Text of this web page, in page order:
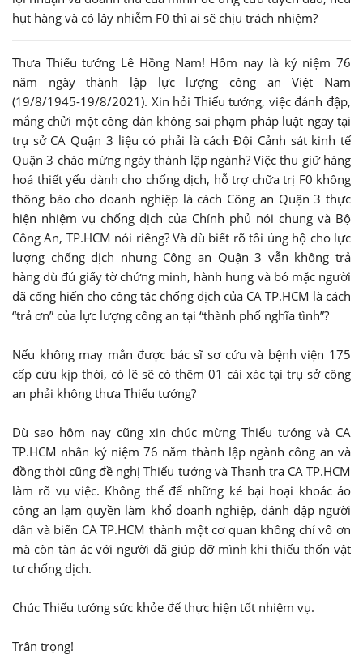
hụt hàng và có lây nhiễm F0 thì ai sẽ chịu trách nhiệm?
Thưa Thiếu tướng Lê Hồng Nam! Hôm nay là kỷ niệm 76
năm ngày thành lập lực lượng công an Việt Nam
(19/8/1945-19/8/2021). Xin hỏi Thiếu tướng, việc đánh đập,
mắng chửi một công dân không sai phạm pháp luật ngay tại
trụ sở CA Quận 3 liệu có phải là cách Đội Cảnh sát kinh tế
Quận 3 chào mừng ngày thành lập ngành? Việc thu giữ hàng
hoá thiết yếu dành cho chống dịch, hỗ trợ chữa trị F0 không
thông báo cho doanh nghiệp là cách Công an Quận 3 thực
hiện nhiệm vụ chống dịch của Chính phủ nói chung và Bộ
Công An, TP.HCM nói riêng? Và dù biết rõ tôi ủng hộ cho lực
lượng chống dịch nhưng Công an Quận 3 vẫn không trả
hàng dù đủ giấy tờ chứng minh, hành hung và bỏ mặc người
đã cống hiến cho công tác chống dịch của CA TP.HCM là cách
“trả ơn” của lực lượng công an tại “thành phố nghĩa tình”?
Nếu không may mắn được bác sĩ sơ cứu và bệnh viện 175
cấp cứu kịp thời, có lẽ sẽ có thêm 01 cái xác tại trụ sở công
an phải không thưa Thiếu tướng?
Dù sao hôm nay cũng xin chúc mừng Thiếu tướng và CA
TP.HCM nhân kỷ niệm 76 năm thành lập ngành công an và
đồng thời cũng đề nghị Thiếu tướng và Thanh tra CA TP.HCM
làm rõ vụ việc. Không thể để những kẻ bại hoại khoác áo
công an lạm quyền làm khổ doanh nghiệp, đánh đập người
dân và biến CA TP.HCM thành một cơ quan không chỉ vô ơn
mà còn tàn ác với người đã giúp đỡ mình khi thiếu thốn vật
tư chống dịch.
Chúc Thiếu tướng sức khỏe để thực hiện tốt nhiệm vụ.
Trân trọng!